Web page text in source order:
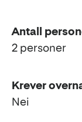
Antall
2 personer
Krever
Nei